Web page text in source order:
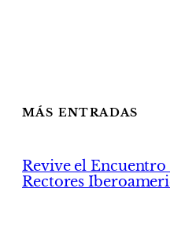
MÁS ENTRADAS
Revive el Encuentro
Rectores